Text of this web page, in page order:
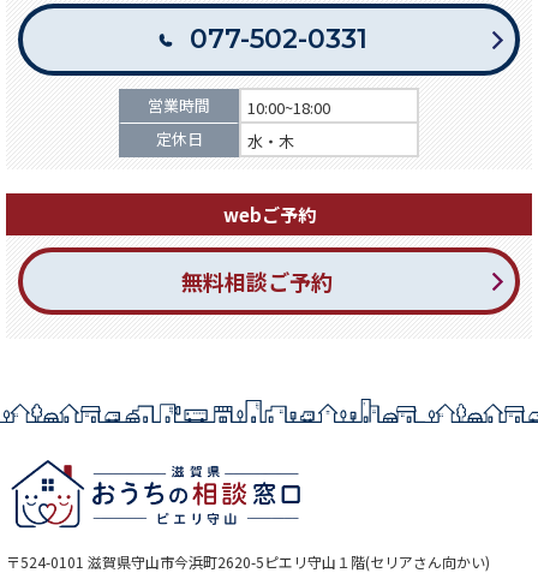
077-502-0331
営業時間
10:00~18:00
定休日
水・木
webご予約
無料相談ご予約
〒524-0101 滋賀県守山市今浜町2620-5ピエリ守山１階(セリアさん向かい)